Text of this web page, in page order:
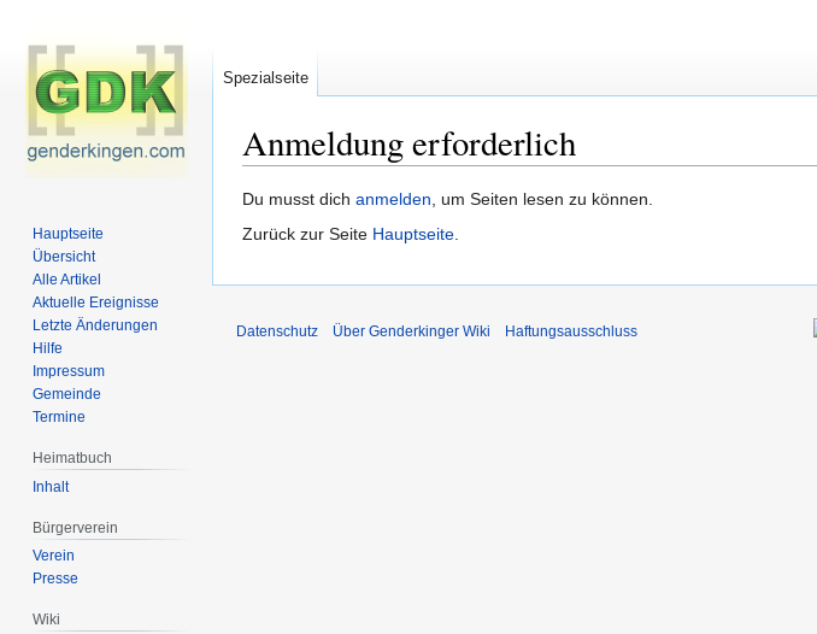
Anmeldung erforderlich
Zur
Navigation
Zur
Suche
Du musst dich anmelden, um Seiten lesen zu können.
Zurück zur Seite Hauptseite.
Spezialseite
Hauptseite
Übersicht
Alle Artikel
Aktuelle Ereignisse
Letzte Änderungen
Hilfe
Impressum
Gemeinde
Termine
Heimatbuch
Inhalt
Bürgerverein
Verein
Presse
Wiki
Datenschutz Über Genderkinger Wiki Haftungsausschluss